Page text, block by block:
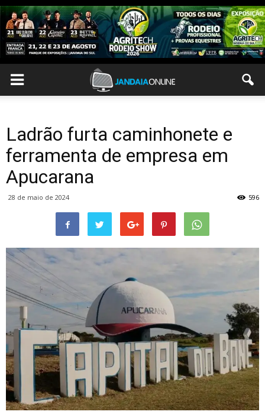
Ladrão furta caminhonete e
ferramenta de empresa em
Apucarana
28 de maio de 2024 596